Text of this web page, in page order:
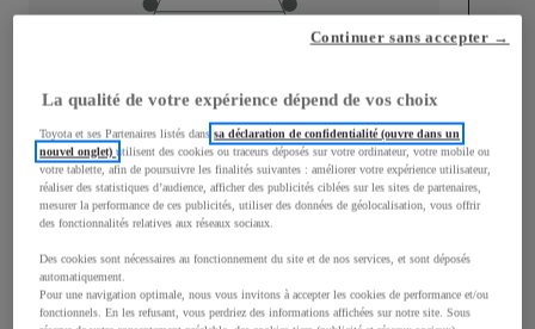
1 765mm
Consommation mixte
Consommation mixte
Émissions CO2
112 g/km
La qualité de votre expérience dépend de vos choix
Toyota et ses Partenaires listés danssa déclaration de confidentialité (ouvre dans un
nouvel onglet)utilisent des cookies ou traceurs déposés sur votre ordinateur, votre mobile ou
votre tablette, afin de poursuivre les finalités suivantes : améliorer votre expérience utilisateur,
réaliser des statistiques d’audience, afficher des publicités ciblées sur les sites de partenaires,
mesurer la performance de ces publicités, utiliser des données de géolocalisation, vous offrir
des fonctionnalités relatives aux réseaux sociaux.
Des cookies sont nécessaires au fonctionnement du site et de nos services, et sont déposés
automatiquement.
Pour une navigation optimale, nous vous invitons à accepter les cookies de performance et/ou
fonctionnels. En les refusant, vous perdriez des informations affichées sur notre site. Sous
Continuer sans accepter →